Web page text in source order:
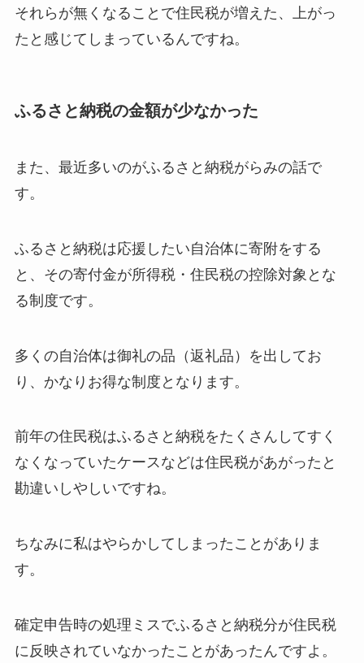
それらが無くなることで住民税が増えた、上がっ
たと感じてしまっているんですね。
ふるさと納税の金額が少なかった
また、最近多いのがふるさと納税がらみの話で
す。
ふるさと納税は応援したい自治体に寄附をする
と、その寄付金が所得税・住民税の控除対象とな
る制度です。
多くの自治体は御礼の品（返礼品）を出してお
り、かなりお得な制度となります。
前年の住民税はふるさと納税をたくさんしてすく
なくなっていたケースなどは住民税があがったと
勘違いしやしいですね。
ちなみに私はやらかしてしまったことがありま
す。
確定申告時の処理ミスでふるさと納税分が住民税
に反映されていなかったことがあったんですよ。